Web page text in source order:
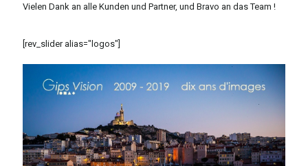
Vielen Dank an alle Kunden und Partner, und Bravo an das Team !
[rev_slider alias="logos"]